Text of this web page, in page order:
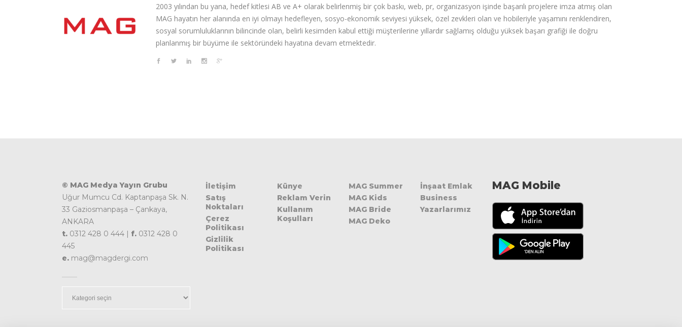
2003 yılından bu yana, hedef kitlesi AB ve A+ olarak belirlenmiş bir çok baskı, web, pr, organizasyon işinde başarılı projelere imza atmış olan
MAG hayatın her alanında en iyi olmayı hedefleyen, sosyo-ekonomik seviyesi yüksek, özel zevkleri olan ve hobileriyle yaşamını renklendiren,
sosyal sorumluluklarının bilincinde olan, belirli kesimden kabul ettiği müşterilerine yıllardır sağlamış olduğu yüksek başarı grafiği ile doğru
planlanmış bir büyüme ile sektöründeki hayatına devam etmektedir.
© MAG Medya Yayın Grubu
Uğur Mumcu Cd. Kaptanpaşa Sk. N.
33 Gaziosmanpaşa – Çankaya,
ANKARA
t. 0312 428 0 444 | f. 0312 428 0
445
e. mag@magdergi.com
İletişim
Satış
Noktaları
Çerez
Politikası
Gizlilik
Politikası
Künye
Reklam Verin
Kullanım
Koşulları
MAG Summer
MAG Kids
MAG Bride
MAG Deko
İnşaat Emlak
Business
Yazarlarımız
MAG Mobile